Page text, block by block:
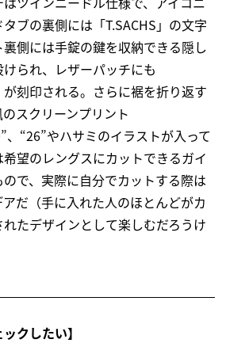
ブの裏側には「T.SACHS」の文字
側には手錠の鍵を収納できる隠し
られ、レザーパッチにも
が刻印される。さらに裾を折り返す
スクリーンプリント
、“26”やハサミのイラストが入って
望のレングスにカットできるガイ
ので、実際に自分でカットする際は
だ（手に入れた人のほとんどがカ
れたデザインとして楽しむだろうけ
クしたい】